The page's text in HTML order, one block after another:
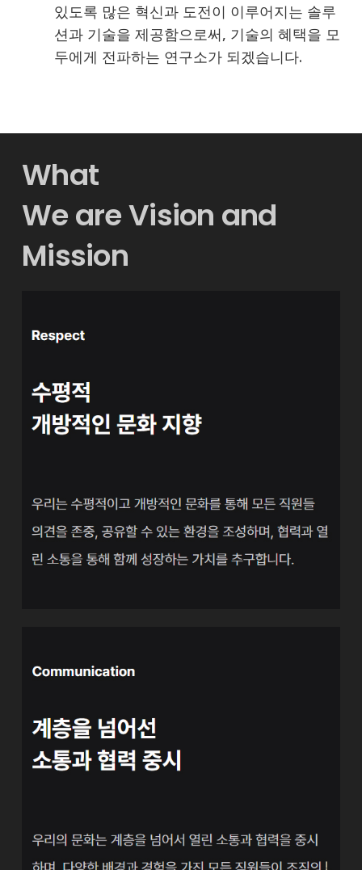
있도록 많은 혁신과 도전이 이루어지는 솔루
션과 기술을 제공함으로써, 기술의 혜택을 모
두에게 전파하는 연구소가 되겠습니다.
What
We are Vision and
Mission